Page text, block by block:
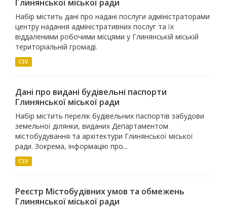
Глинянської міської ради
Набір містить дані про надані послуги адміністраторами
центру надання адміністративних послуг та їх
віддаленими робочими місцями у Глинянській міській
територіальній громаді.
CSV
Дані про видані будівельні паспорти
Глинянської міської ради
Набір містить перелік будівельних паспортів забудови
земельної ділянки, виданих Департаментом
містобудування та архітектури Глинянської міської
ради. Зокрема, інформацію про...
CSV
Реєстр Містобудівних умов та обмежень
Глинянської міської ради